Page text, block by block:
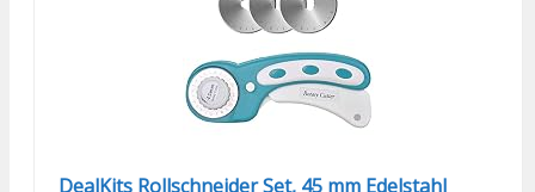
DealKits Rollschneider Set, 45 mm Edelstahl